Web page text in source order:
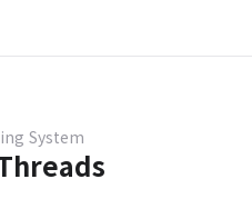
System